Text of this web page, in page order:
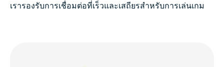
เรารองรับการเชื่อมต่อที่เร็วและเสถียรสำหรับการเล่นเกม